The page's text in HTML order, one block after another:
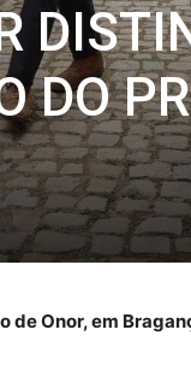
DO
de Onor, em